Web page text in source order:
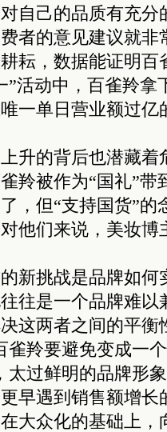
自己的品质有充分
者的意见建议就非
，数据能证明百
”活动中，百雀羚
一单日营业额过亿
的背后也潜藏着
被作为“国礼”带
，但“支持国货”的
他们来说，美妆
挑战是品牌如何
是一个品牌难以
这两者之间的平衡
雀羚要避免变成一
太过鲜明的品牌形
早遇到销售额增长
众化的基础上，